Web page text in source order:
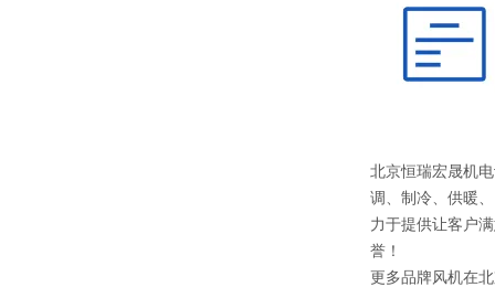
北京恒瑞宏晟机
调、制冷、供暖
力于提供让客户
誉！
更多品牌风机在